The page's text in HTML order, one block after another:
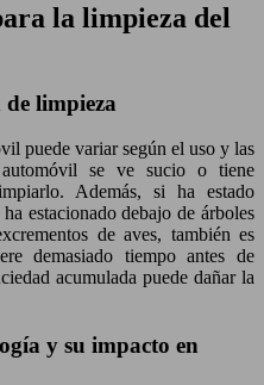
la limpieza del
limpieza
puede variar según el uso y las
se ve sucio o tiene
Además, si ha estado
estacionado debajo de árboles
de aves, también es
demasiado tiempo antes de
acumulada puede dañar la
y su impacto en